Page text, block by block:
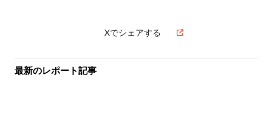
Xでシェアする
最新のレポート記事